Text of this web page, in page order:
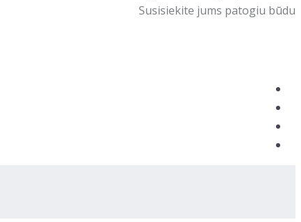
Susisiekite jums patogiu būdu